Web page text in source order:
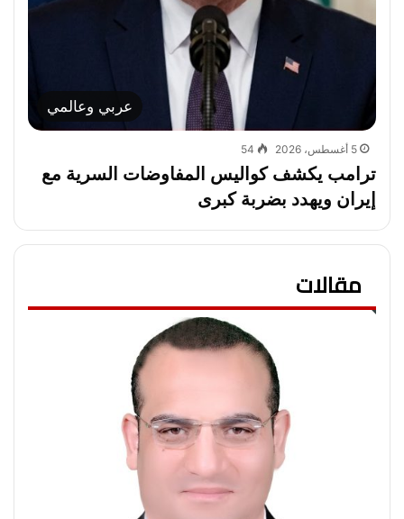
عربي وعالمي
5 أغسطس، 2026 54
ترامب يكشف كواليس المفاوضات السرية مع
إيران ويهدد بضربة كبرى
مقالات